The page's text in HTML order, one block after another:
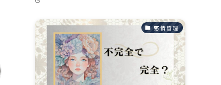
感情管理